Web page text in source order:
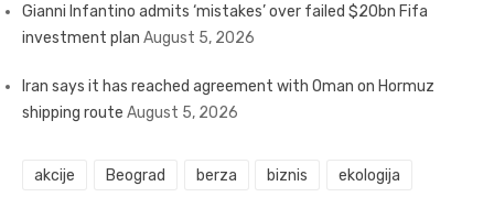
Gianni Infantino admits ‘mistakes’ over failed $20bn Fifa
investment plan August 5, 2026
Iran says it has reached agreement with Oman on Hormuz
shipping route August 5, 2026
akcije Beograd berza biznis ekologija